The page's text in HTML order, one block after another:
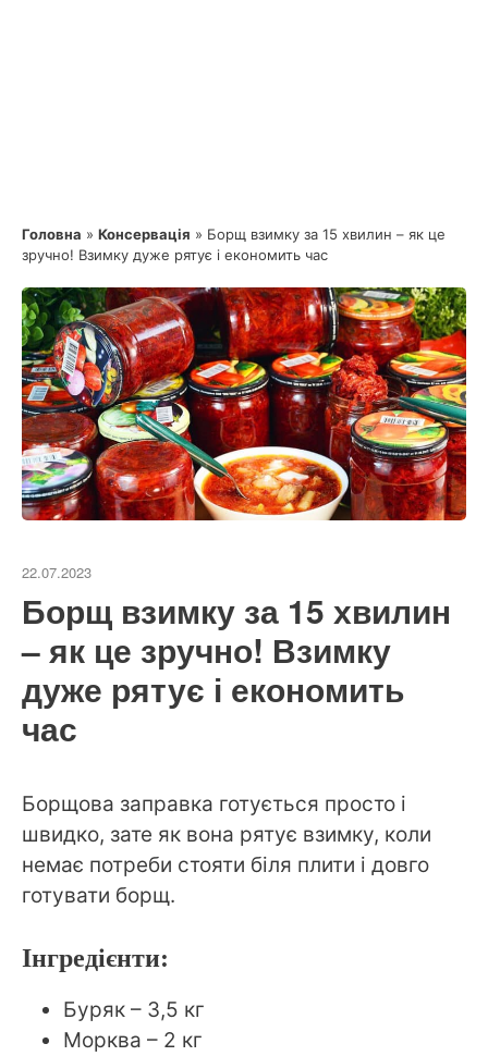
Головна » Консервація » Борщ взимку за 15 хвилин – як це
зручно! Взимку дуже рятує і економить час
22.07.2023
Борщ взимку за 15 хвилин
– як це зручно! Взимку
дуже рятує і економить
час
Борщова заправка готується просто і
швидко, зате як вона рятує взимку, коли
немає потреби стояти біля плити і довго
готувати борщ.
Інгредієнти:
Буряк – 3,5 кг
Морква – 2 кг